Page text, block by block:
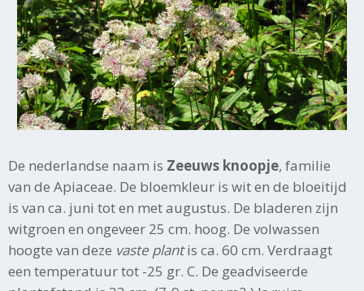
De nederlandse naam is Zeeuws knoopje, familie
van de Apiaceae. De bloemkleur is wit en de bloeitijd
is van ca. juni tot en met augustus. De bladeren zijn
witgroen en ongeveer 25 cm. hoog. De volwassen
hoogte van deze vaste plantis ca. 60 cm. Verdraagt
een temperatuur tot -25 gr. C. De geadviseerde